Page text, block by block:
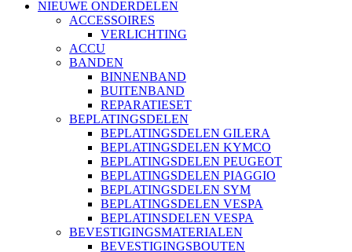
NIEUWE ONDERDELEN
ACCESSOIRES
VERLICHTING
ACCU
BANDEN
BINNENBAND
BUITENBAND
REPARATIESET
BEPLATINGSDELEN
BEPLATINGSDELEN GILERA
BEPLATINGSDELEN KYMCO
BEPLATINGSDELEN PEUGEOT
BEPLATINGSDELEN PIAGGIO
BEPLATINGSDELEN SYM
BEPLATINGSDELEN VESPA
BEPLATINSDELEN VESPA
BEVESTIGINGSMATERIALEN
BEVESTIGINGSBOUTEN